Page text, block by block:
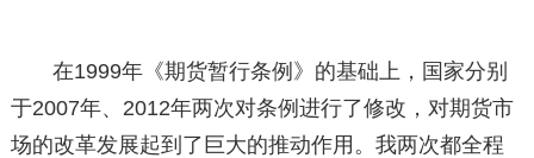
在1999年《期货暂行条例》的基础上，国家分别
于2007年、2012年两次对条例进行了修改，对期货市
场的改革发展起到了巨大的推动作用。我两次都全程